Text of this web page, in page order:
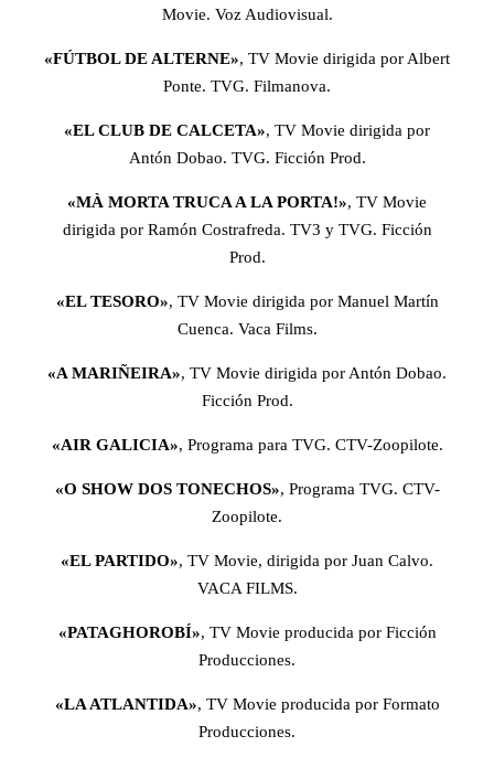
Movie. Voz Audiovisual.
«FÚTBOL DE ALTERNE», TV Movie dirigida por Albert
Ponte. TVG. Filmanova.
«EL CLUB DE CALCETA», TV Movie dirigida por
Antón Dobao. TVG. Ficción Prod.
«MÀ MORTA TRUCA A LA PORTA!», TV Movie
dirigida por Ramón Costrafreda. TV3 y TVG. Ficción
Prod.
«EL TESORO», TV Movie dirigida por Manuel Martín
Cuenca. Vaca Films.
«A MARIÑEIRA», TV Movie dirigida por Antón Dobao.
Ficción Prod.
«AIR GALICIA», Programa para TVG. CTV-Zoopilote.
«O SHOW DOS TONECHOS», Programa TVG. CTV-
Zoopilote.
«EL PARTIDO», TV Movie, dirigida por Juan Calvo.
VACA FILMS.
«PATAGHOROBÍ», TV Movie producida por Ficción
Producciones.
«LA ATLANTIDA», TV Movie producida por Formato
Producciones.